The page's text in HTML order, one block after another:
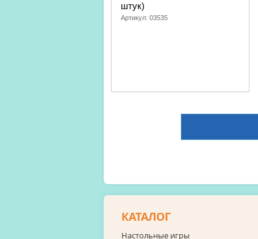
штук)
Артикул: 03535
КАТАЛОГ
Настольные игры